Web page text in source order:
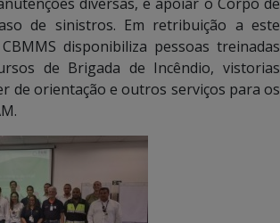
de sinistros. Em retribuição a este
disponibiliza pessoas treinadas
de Brigada de Incêndio, vistorias
de orientação e outros serviços para os